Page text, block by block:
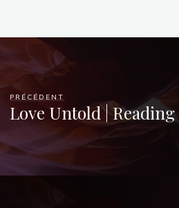
B
)
AOÛT
2025
PRÉCÉDENT
Love Untold | Reading